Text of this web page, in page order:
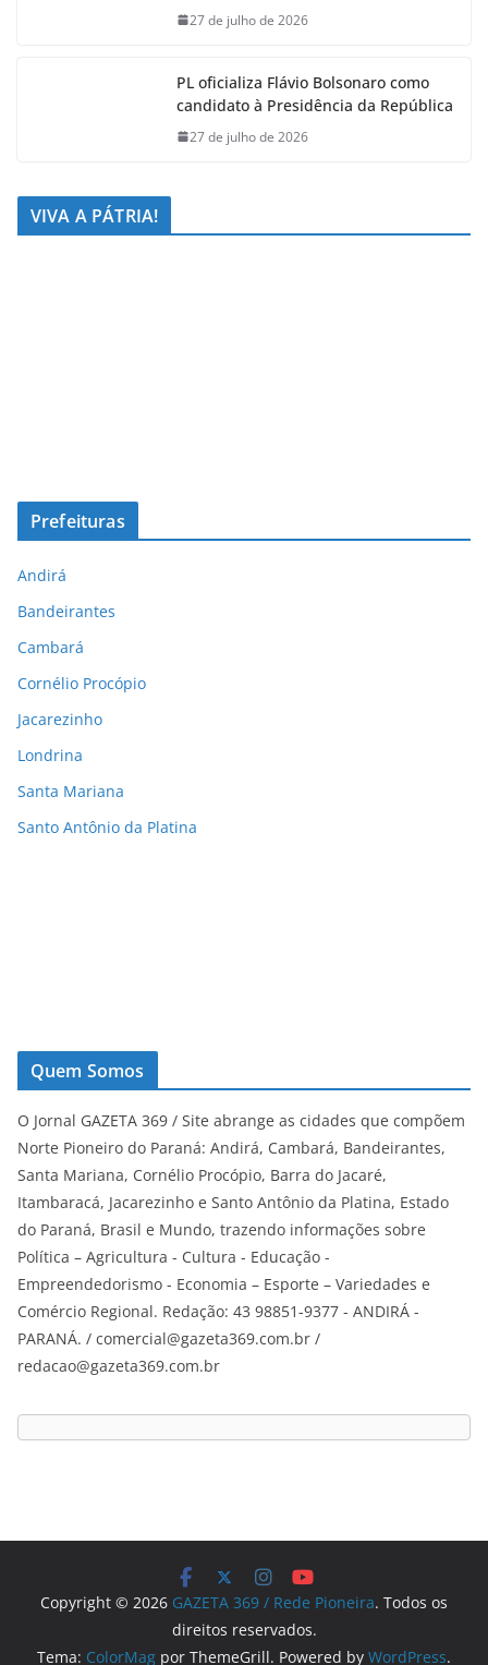
27 de julho de 2026
PL oficializa Flávio Bolsonaro como
candidato à Presidência da República
27 de julho de 2026
VIVA A PÁTRIA!
Prefeituras
Andirá
Bandeirantes
Cambará
Cornélio Procópio
Jacarezinho
Londrina
Santa Mariana
Santo Antônio da Platina
Quem Somos
O Jornal GAZETA 369 / Site abrange as cidades que compõem
Norte Pioneiro do Paraná: Andirá, Cambará, Bandeirantes,
Santa Mariana, Cornélio Procópio, Barra do Jacaré,
Itambaracá, Jacarezinho e Santo Antônio da Platina, Estado
do Paraná, Brasil e Mundo, trazendo informações sobre
Política – Agricultura - Cultura - Educação -
Empreendedorismo - Economia – Esporte – Variedades e
Comércio Regional. Redação: 43 98851-9377 - ANDIRÁ -
PARANÁ. / comercial@gazeta369.com.br /
redacao@gazeta369.com.br
Copyright © 2026 GAZETA 369 / Rede Pioneira. Todos os
direitos reservados.
Tema: ColorMag por ThemeGrill. Powered by WordPress.